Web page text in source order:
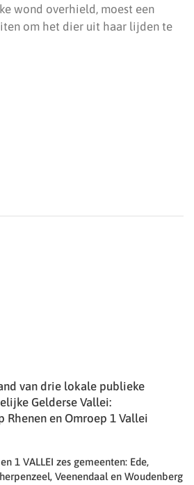
wond overhield, moest een
om het dier uit haar lijden te
van drie lokale publieke
Gelderse Vallei:
Rhenen en Omroep 1 Vallei
1 VALLEI zes gemeenten: Ede,
Veenendaal en Woudenberg